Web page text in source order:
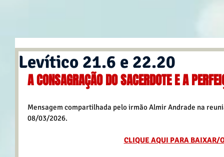
Levítico 21.6 e 22.20
A CONSAGRAÇÃO DO SACERDOTE E A
Mensagem compartilhada pelo irmão Almir Andrade na
08/03/2026.
CLIQUE AQUI PARA BAIXAR/